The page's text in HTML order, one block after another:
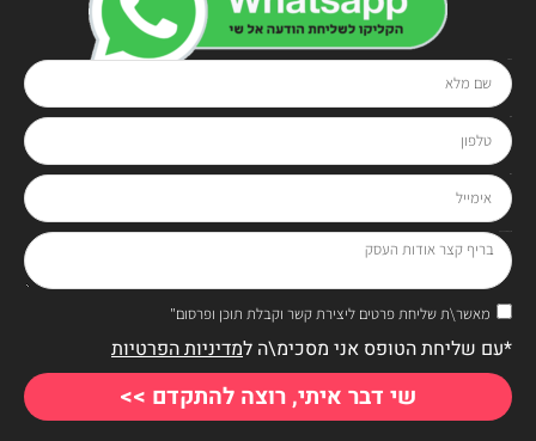
מאשר\ת שליחת פרטים ליצירת קשר וקבלת תוכן ופרסום"
*עם שליחת הטופס אני מסכימ\ה למדיניות הפרטיות
שי דבר איתי, רוצה להתקדם >>